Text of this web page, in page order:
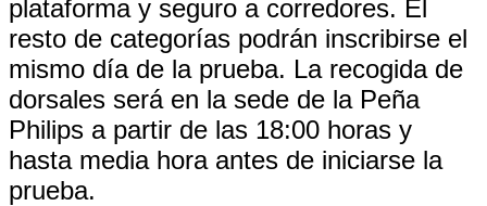
plataforma y seguro a corredores. El
resto de categorías podrán inscribirse el
mismo día de la prueba. La recogida de
dorsales será en la sede de la Peña
Philips a partir de las 18:00 horas y
hasta media hora antes de iniciarse la
prueba.